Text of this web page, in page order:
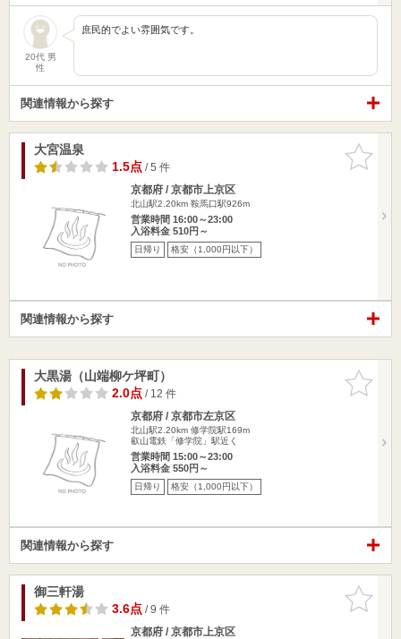
20代 男
性
庶民的でよい雰囲気です。
関連情報から探す
お気に入
りに追加
大宮温泉
1.5点/ 5 件
京都府 / 京都市上京区
北山駅2.20km 鞍馬口駅926m
営業時間 16:00～23:00
入浴料金 510円～
日帰り 格安（1,000円以下）
関連情報から探す
お気に入
りに追加
大黒湯（山端柳ケ坪町）
2.0点/ 12 件
京都府 / 京都市左京区
北山駅2.20km 修学院駅169m
叡山電鉄「修学院」駅近く
営業時間 15:00～23:00
入浴料金 550円～
日帰り 格安（1,000円以下）
関連情報から探す
お気に入
りに追加
御三軒湯
3.6点/ 9 件
京都府 / 京都市上京区